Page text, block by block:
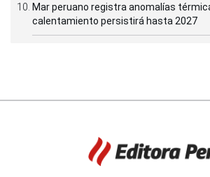
Mar peruano registra anomalías
calentamiento persistirá hasta 2027